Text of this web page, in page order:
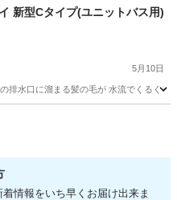
NIKE
新型Cタイプ(ユニットバス用)
5月10日
排水口に溜まる髪の毛が 水流でくるく
情報をいち早くお届け出来ま